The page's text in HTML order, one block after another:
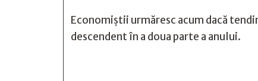
Economiștii urmăresc acum dacă
descendent în a doua parte a anului.